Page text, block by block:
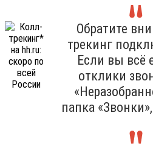
Обратите
трекинг
Если вы всё
отклики
папка